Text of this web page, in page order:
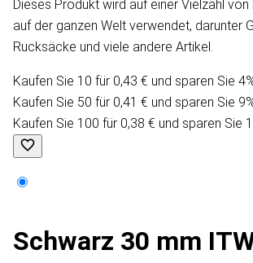
Dieses Produkt wird auf einer Vielzahl
auf der ganzen Welt verwendet, darunter
Rucksäcke und viele andere Artikel.
Kaufen Sie 10 für 0,43 € und sparen Sie
Kaufen Sie 50 für 0,41 € und sparen Sie
Kaufen Sie 100 für 0,38 € und sparen Sie
Schwarz 30 mm